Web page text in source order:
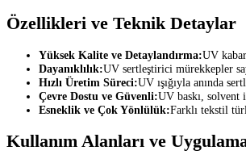
Özellikleri ve Teknik Detaylar
Yüksek Kalite ve Detaylandırma:UV
Dayanıklılık:UV sertleştirici mürekkepler
Hızlı Üretim Süreci:UV ışığıyla anında
Çevre Dostu ve Güvenli:UV baskı, solvent
Esneklik ve Çok Yönlülük:Farklı tekstil
Kullanım Alanları ve